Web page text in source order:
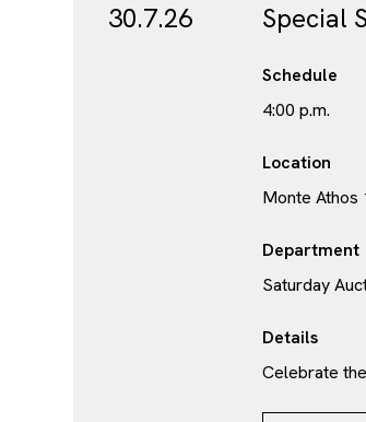
30.7.26 Special
Schedule
4:00 p.m.
Location
Monte Athos
Department
Saturday
Details
Celebrate